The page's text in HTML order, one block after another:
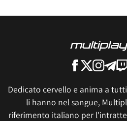
Dedicato cervello e anima a
li hanno nel sangue,
riferimento italiano per